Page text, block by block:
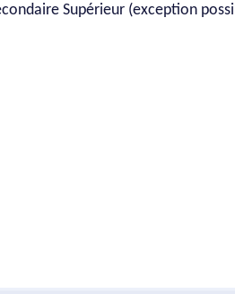
Supérieur (exception